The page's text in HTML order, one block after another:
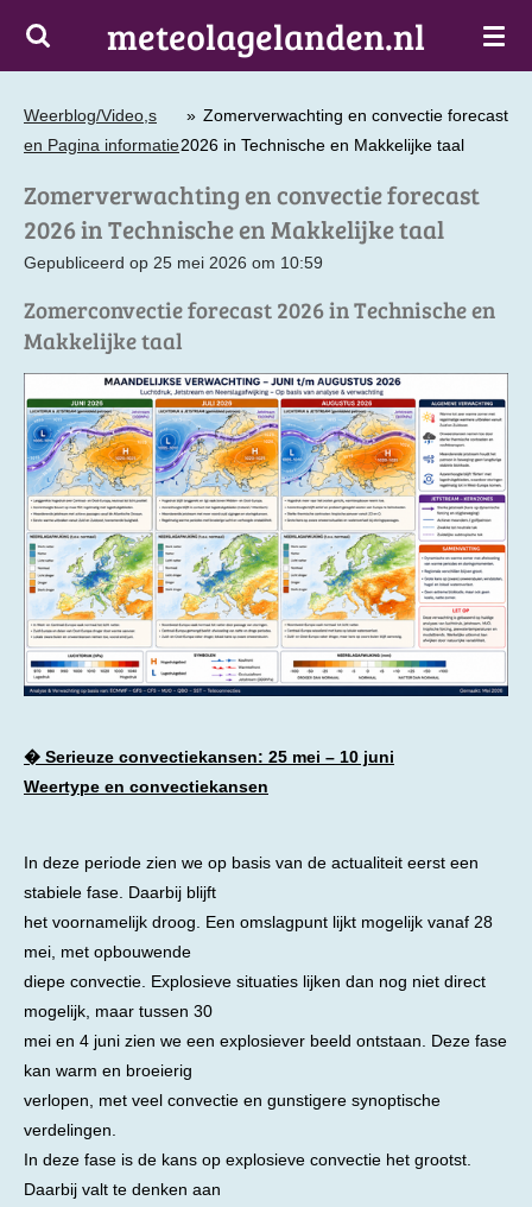
Ga
de
hoofdinhoud
meteolagelanden.nl
Weerblog/Video,s
en Pagina informatie
» Zomerverwachting en convectie forecast
2026 in Technische en Makkelijke taal
Zomerverwachting en convectie forecast
2026 in Technische en Makkelijke taal
Gepubliceerd op 25 mei 2026 om 10:59
Zomerconvectie forecast 2026 in Technische en
Makkelijke taal
� Serieuze convectiekansen: 25 mei – 10 juni
Weertype en convectiekansen
In deze periode zien we op basis van de actualiteit eerst een
stabiele fase. Daarbij blijft
het voornamelijk droog. Een omslagpunt lijkt mogelijk vanaf 28
mei, met opbouwende
diepe convectie. Explosieve situaties lijken dan nog niet direct
mogelijk, maar tussen 30
mei en 4 juni zien we een explosiever beeld ontstaan. Deze fase
kan warm en broeierig
verlopen, met veel convectie en gunstigere synoptische
verdelingen.
In deze fase is de kans op explosieve convectie het grootst.
Daarbij valt te denken aan